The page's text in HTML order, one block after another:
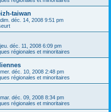
taiwan
dim. déc. 14, 2008 9:51 pm
jeu. déc. 11, 2008 6:09 pm
régionales et minoritaires
mer. déc. 10, 2008 2:48 pm
régionales et minoritaires
mar. déc. 09, 2008 8:34 pm
régionales et minoritaires